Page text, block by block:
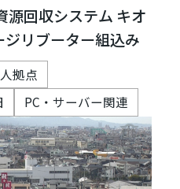
源回収システム キオ
リブーター組込み
拠点
PC・サーバー関連